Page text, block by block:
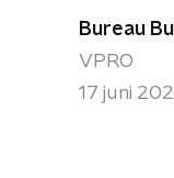
Bureau
VPRO
17 juni